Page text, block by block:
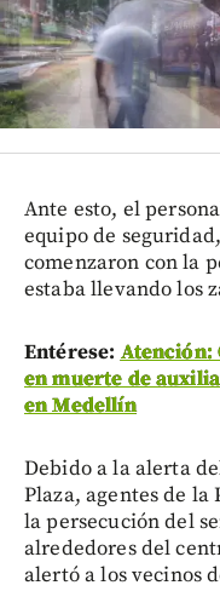
Ante esto, el
equipo de
comenzaron con la
estaba llevando los
Entérese: Atención:
en muerte de
en Medellín
Debido a la alerta
Plaza, agentes de
la persecución del
alrededores del
alertó a los vecinos